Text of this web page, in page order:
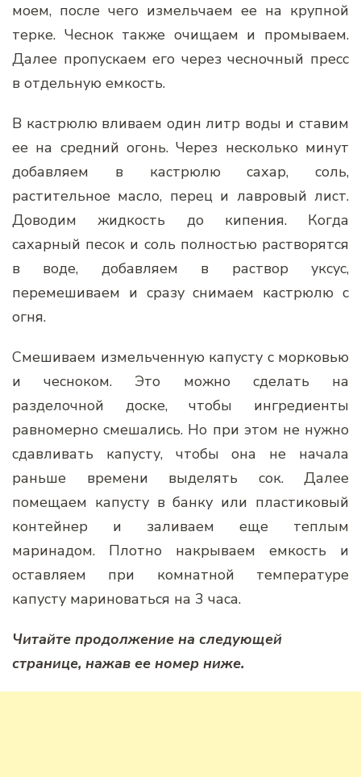
моем, после чего измельчаем ее на крупной
терке. Чеснок также очищаем и промываем.
Далее пропускаем его через чесночный пресс
в отдельную емкость.
В кастрюлю вливаем один литр воды и ставим
ее на средний огонь. Через несколько минут
добавляем в кастрюлю сахар, соль,
растительное масло, перец и лавровый лист.
Доводим жидкость до кипения. Когда
сахарный песок и соль полностью растворятся
в воде, добавляем в раствор уксус,
перемешиваем и сразу снимаем кастрюлю с
огня.
Смешиваем измельченную капусту с морковью
и чесноком. Это можно сделать на
разделочной доске, чтобы ингредиенты
равномерно смешались. Но при этом не нужно
сдавливать капусту, чтобы она не начала
раньше времени выделять сок. Далее
помещаем капусту в банку или пластиковый
контейнер и заливаем еще теплым
маринадом. Плотно накрываем емкость и
оставляем при комнатной температуре
капусту мариноваться на 3 часа.
Читайте продолжение на следующей
странице, нажав ее номер ниже.